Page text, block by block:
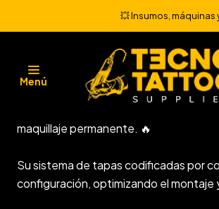
Menú
💥 Insumos,
CARTRIDGE
Los cartuchos JCONLY Vink cuentan
maquillaje permanente. 🔥
Su sistema de tapas codificadas por
configuración, optimizando el